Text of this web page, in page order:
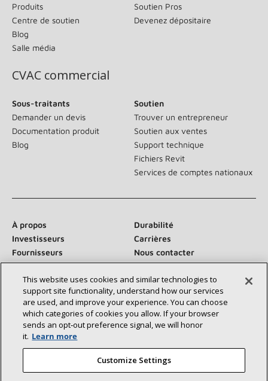
Produits
Centre de soutien
Blog
Salle média
Soutien Pros
Devenez dépositaire
CVAC commercial
Sous-traitants
Demander un devis
Documentation produit
Blog
Soutien
Trouver un entrepreneur
Soutien aux ventes
Support technique
Fichiers Revit
Services de comptes nationaux
À propos
Durabilité
Investisseurs
Carrières
Fournisseurs
Nous contacter
Salle de presse
Communiquez avec nous :
This website uses cookies and similar technologies to
support site functionality, understand how our services
are used, and improve your experience. You can choose
which categories of cookies you allow. If your browser
sends an opt‑out preference signal, we will honor
it. Learn more
Customize Settings